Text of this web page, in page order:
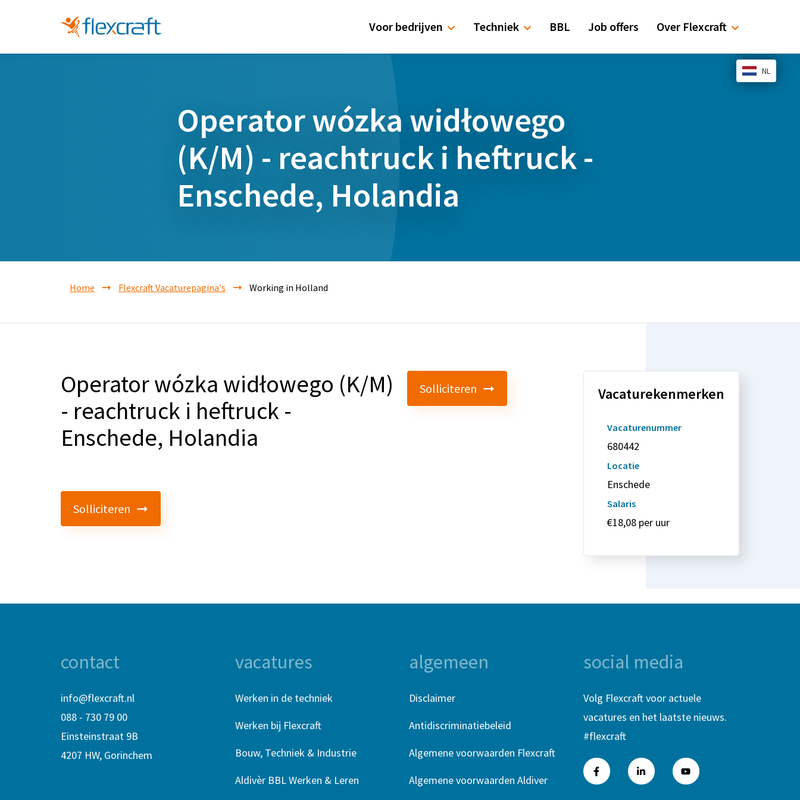
Voor bedrijven Techniek BBL Job offers Over Flexcraft
Operator wózka widłowego
(K/M) - reachtruck i heftruck -
Enschede, Holandia
Home Flexcraft Vacaturepagina's Working in Holland
Operator wózka widłowego (K/M)
- reachtruck i heftruck -
Enschede, Holandia
Solliciteren
Solliciteren
Vacaturekenmerken
Vacaturenummer
680442
Locatie
Enschede
Salaris
€18,08 per uur
contact
info@flexcraft.nl
088 - 730 79 00
Einsteinstraat 9B
4207 HW, Gorinchem
vacatures
Werken in de techniek
Werken bij Flexcraft
Bouw, Techniek & Industrie
Aldivèr BBL Werken & Leren
algemeen
Disclaimer
Antidiscriminatiebeleid
Algemene voorwaarden Flexcraft
Algemene voorwaarden Aldiver
social media
Volg Flexcraft voor actuele
vacatures en het laatste nieuws.
#flexcraft
NL